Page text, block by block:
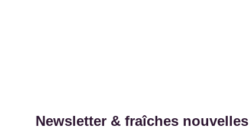
Newsletter & fraîches nouvelles